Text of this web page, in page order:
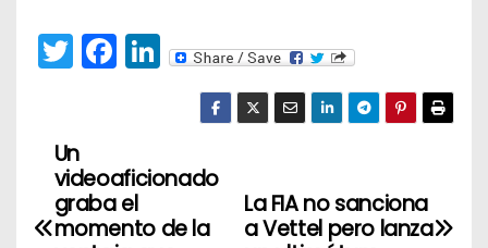
T
er
F
e
b
o
Li
dI
n
N
a
La FIA no sanciona
a Vettel pero lanza
Un
videoaficionado
graba el
momento de la